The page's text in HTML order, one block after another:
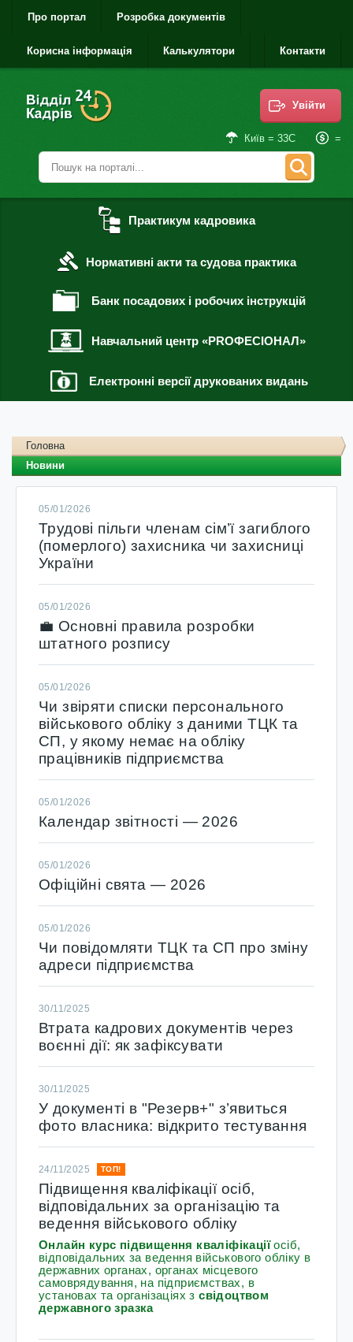
Про портал Розробка документів
Корисна інформація Калькулятори Контакти
Увійти
Київ = 33С =
Практикум кадровика
Нормативні акти та судова практика
Банк посадових і робочих інструкцій
Навчальний центр «PROФЕСІОНАЛ»
Електронні версії друкованих видань
Головна
Новини
05/01/2026
Трудові пільги членам сім’ї загиблого
(померлого) захисника чи захисниці
України
05/01/2026
💼 Основні правила розробки
штатного розпису
05/01/2026
Чи звіряти списки персонального
військового обліку з даними ТЦК та
СП, у якому немає на обліку
працівників підприємства
05/01/2026
Календар звітності — 2026
05/01/2026
Офіційні свята — 2026
05/01/2026
Чи повідомляти ТЦК та СП про зміну
адреси підприємства
30/11/2025
Втрата кадрових документів через
воєнні дії: як зафіксувати
30/11/2025
У документі в "Резерв+" з’явиться
фото власника: відкрито тестування
24/11/2025 ТОП!
Підвищення кваліфікації осіб,
відповідальних за організацію та
ведення військового обліку
Онлайн курс підвищення кваліфікаціїосіб,
відповідальних за ведення військового обліку в
державних органах, органах місцевого
самоврядування, на підприємствах, в
установах та організаціях зсвідоцтвом
державного зразка